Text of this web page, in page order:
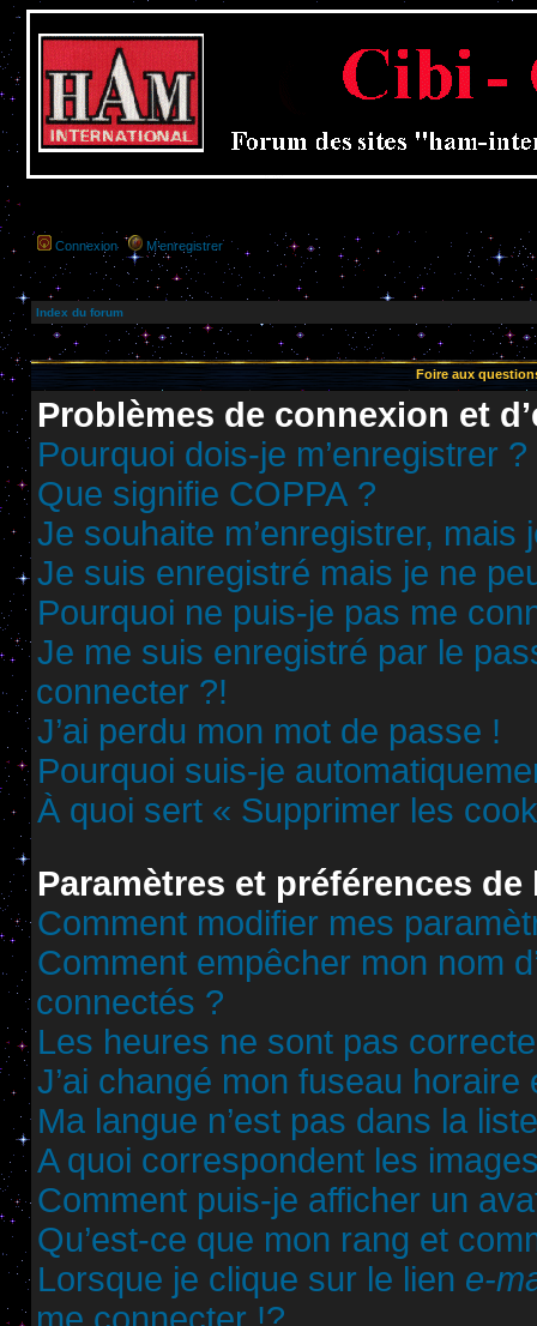
Connexion M’enregistrer
Index du forum
Foire aux
Problèmes de connexion et
Pourquoi dois-je m’enregistrer ?
Que signifie COPPA ?
Je souhaite m’enregistrer, mais
Je suis enregistré mais je ne
Pourquoi ne puis-je pas me
Je me suis enregistré par le
connecter ?!
J’ai perdu mon mot de passe !
Pourquoi suis-je
À quoi sert « Supprimer les
Paramètres et préférences de
Comment modifier mes
Comment empêcher mon nom
connectés ?
Les heures ne sont pas
J’ai changé mon fuseau
Ma langue n’est pas dans la
A quoi correspondent les
Comment puis-je afficher un
Qu’est-ce que mon rang et
Lorsque je clique sur le lien e-